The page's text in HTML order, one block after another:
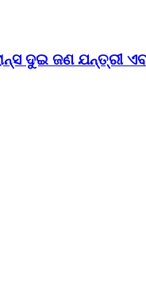
ଦୁଇ ଜଣ ଯନ୍ତ୍ରୀ